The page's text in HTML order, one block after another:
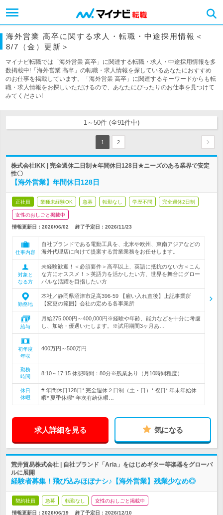
海外営業 高卒に関する求人・転職・中途採用情報＜
8/7（金）更新＞
マイナビ転職では「海外営業 高卒」に関連する転職・求人・中途採用情報を多
数掲載中!「海外営業 高卒」の転職・求人情報を探しているあなたにおすすめ
のお仕事を掲載しています。「海外営業 高卒」に関連するキーワードからも転
職・求人情報をお探しいただけるので、あなたにぴったりのお仕事を見つけて
みてください!
1～50件 (全91件中)
1 2
株式会社IKK | 完全週休二日制★年間休日128日★ニーズのある業界で安定
性〇
【海外営業】年間休日128日
正社員 業種未経験OK 急募 転勤なし 学歴不問 完全週休2日制
女性のおしごと掲載中
情報更新日：2026/06/02 終了予定日： 2026/11/23
仕事内容
自社ブランドである電動工具を、北米や欧州、東南アジアなどの
海外代理店に向けて提案する営業業務をお任せします。
対象と
なる方
未経験歓迎！＜必須要件＞高卒以上、英語に抵抗のない方＜こん
な方にオススメ！＞英語力を活かしたい方、世界を舞台にグロー
バルな活躍を目指したい方
勤務地
本社／静岡県沼津市足高396-59 【雇い入れ直後】上記事業所
【変更の範囲】会社の定める各事業所
給与
月給275,000円～400,000円※経験や年齢、能力などを十分に考慮
し、加給・優遇いたします。※試用期間3ヶ月あ…
初年度
年収
400万円～500万円
勤務
時間
8:10～17:15 休憩時間：80分※残業あり（月10時間程度）
休日
休暇
# 年間休日128日* 完全週休２日制（土・日）* 祝日* 年末年始休
暇* 夏季休暇* 年次有給休暇…
求人詳細を見る 気になる
荒井貿易株式会社 | 自社ブランド「Aria」をはじめギター等楽器をグローバ
ルに展開
経験者募集！飛び込みほぼナシ♪【海外営業】残業少なめ◎
契約社員 急募 転勤なし 女性のおしごと掲載中
情報更新日：2026/06/19 終了予定日： 2026/12/10